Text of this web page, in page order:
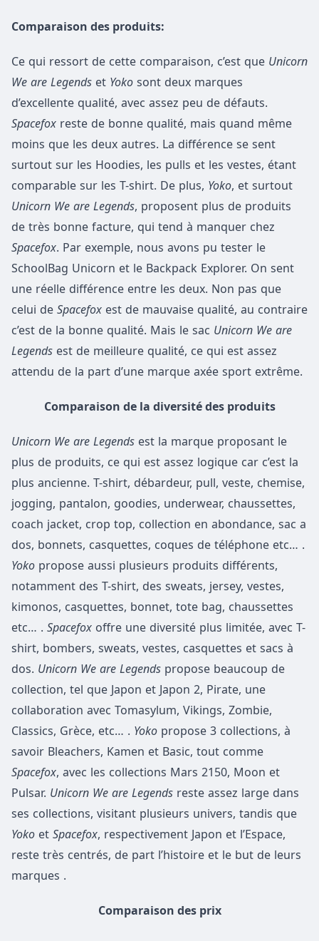
Comparaison des produits:
Ce qui ressort de cette comparaison, c’est que Unicorn
We are Legends et Yoko sont deux marques
d’excellente qualité, avec assez peu de défauts.
Spacefox reste de bonne qualité, mais quand même
moins que les deux autres. La différence se sent
surtout sur les Hoodies, les pulls et les vestes, étant
comparable sur les T-shirt. De plus, Yoko, et surtout
Unicorn We are Legends, proposent plus de produits
de très bonne facture, qui tend à manquer chez
Spacefox. Par exemple, nous avons pu tester le
SchoolBag Unicorn et le Backpack Explorer. On sent
une réelle différence entre les deux. Non pas que
celui de Spacefox est de mauvaise qualité, au contraire
c’est de la bonne qualité. Mais le sac Unicorn We are
Legends est de meilleure qualité, ce qui est assez
attendu de la part d’une marque axée sport extrême.
Comparaison de la diversité des produits
Unicorn We are Legends est la marque proposant le
plus de produits, ce qui est assez logique car c’est la
plus ancienne. T-shirt, débardeur, pull, veste, chemise,
jogging, pantalon, goodies, underwear, chaussettes,
coach jacket, crop top, collection en abondance, sac a
dos, bonnets, casquettes, coques de téléphone etc… .
Yoko propose aussi plusieurs produits différents,
notamment des T-shirt, des sweats, jersey, vestes,
kimonos, casquettes, bonnet, tote bag, chaussettes
etc… . Spacefox offre une diversité plus limitée, avec T-
shirt, bombers, sweats, vestes, casquettes et sacs à
dos. Unicorn We are Legends propose beaucoup de
collection, tel que Japon et Japon 2, Pirate, une
collaboration avec Tomasylum, Vikings, Zombie,
Classics, Grèce, etc… . Yoko propose 3 collections, à
savoir Bleachers, Kamen et Basic, tout comme
Spacefox, avec les collections Mars 2150, Moon et
Pulsar. Unicorn We are Legends reste assez large dans
ses collections, visitant plusieurs univers, tandis que
Yoko et Spacefox, respectivement Japon et l’Espace,
reste très centrés, de part l’histoire et le but de leurs
marques .
Comparaison des prix